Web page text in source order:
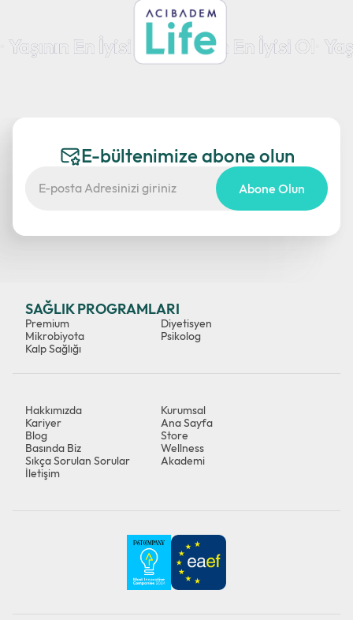
E-bültenimize abone olun
Abone Olun
SAĞLIK PROGRAMLARI
Premium
Mikrobiyota
Kalp Sağlığı
Diyetisyen
Psikolog
Hakkımızda
Kurumsal
Kariyer
Ana Sayfa
Blog
Store
Basında Biz
Wellness
Sıkça Sorulan Sorular
Akademi
İletişim